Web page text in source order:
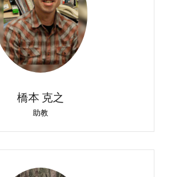
橋本 克之
助教